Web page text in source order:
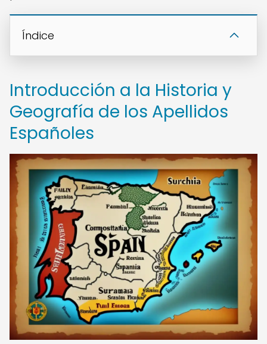
Índice
Introducción a la Historia y
Geografía de los Apellidos
Españoles